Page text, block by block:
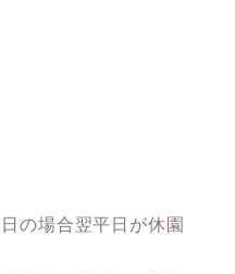
の場合翌平日が休園